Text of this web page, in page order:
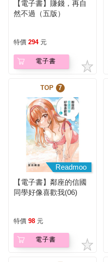
【電子書】賺錢，再自
然不過（五版）
特價 294 元
電子書
TOP 7
Readmoo
【電子書】鄰座的信國
同學好像喜歡我(06)
特價 98 元
電子書